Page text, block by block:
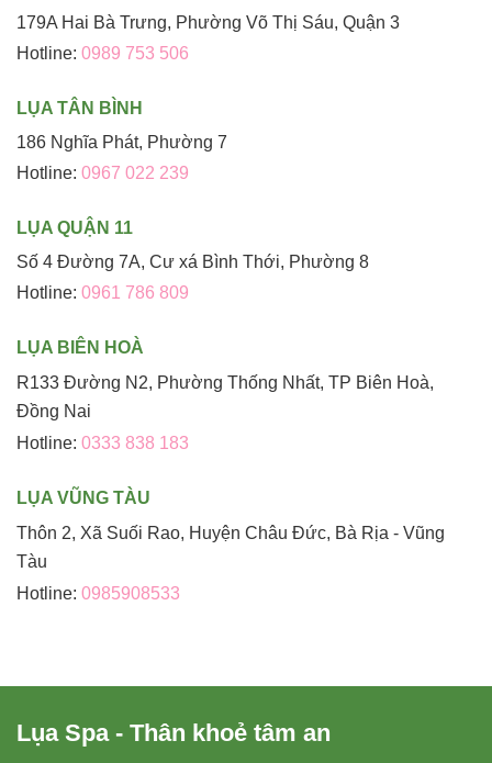
179A Hai Bà Trưng, Phường Võ Thị Sáu, Quận 3
Hotline: 0989 753 506
LỤA TÂN BÌNH
186 Nghĩa Phát, Phường 7
Hotline: 0967 022 239
LỤA QUẬN 11
Số 4 Đường 7A, Cư xá Bình Thới, Phường 8
Hotline: 0961 786 809
LỤA BIÊN HOÀ
R133 Đường N2, Phường Thống Nhất, TP Biên Hoà,
Đồng Nai
Hotline: 0333 838 183
LỤA VŨNG TÀU
Thôn 2, Xã Suối Rao, Huyện Châu Đức, Bà Rịa - Vũng
Tàu
Hotline: 0985908533
Lụa Spa - Thân khoẻ tâm an